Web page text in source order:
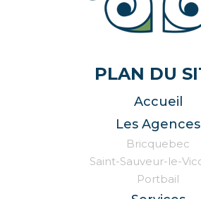
PLAN DU
Accueil
Les Agences
Bricquebec
Saint-Sauveur-le-
Portbail